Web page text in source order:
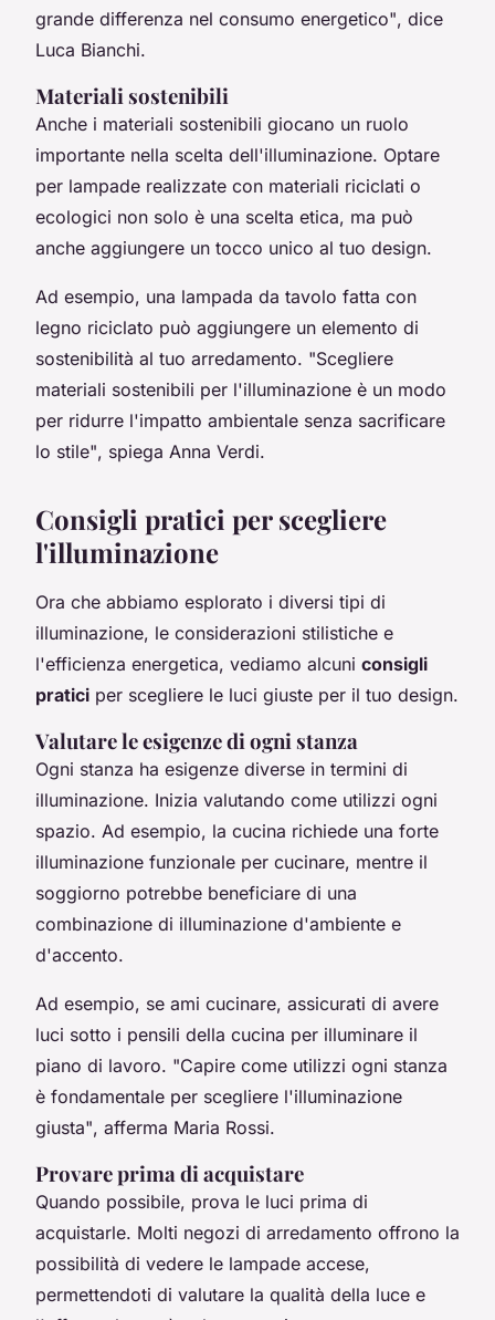
grande differenza nel consumo energetico", dice
Luca Bianchi.
Materiali sostenibili
Anche i materiali sostenibili giocano un ruolo
importante nella scelta dell'illuminazione. Optare
per lampade realizzate con materiali riciclati o
ecologici non solo è una scelta etica, ma può
anche aggiungere un tocco unico al tuo design.
Ad esempio, una lampada da tavolo fatta con
legno riciclato può aggiungere un elemento di
sostenibilità al tuo arredamento. "Scegliere
materiali sostenibili per l'illuminazione è un modo
per ridurre l'impatto ambientale senza sacrificare
lo stile", spiega Anna Verdi.
Consigli pratici per scegliere
l'illuminazione
Ora che abbiamo esplorato i diversi tipi di
illuminazione, le considerazioni stilistiche e
l'efficienza energetica, vediamo alcuni consigli
pratici per scegliere le luci giuste per il tuo design.
Valutare le esigenze di ogni stanza
Ogni stanza ha esigenze diverse in termini di
illuminazione. Inizia valutando come utilizzi ogni
spazio. Ad esempio, la cucina richiede una forte
illuminazione funzionale per cucinare, mentre il
soggiorno potrebbe beneficiare di una
combinazione di illuminazione d'ambiente e
d'accento.
Ad esempio, se ami cucinare, assicurati di avere
luci sotto i pensili della cucina per illuminare il
piano di lavoro. "Capire come utilizzi ogni stanza
è fondamentale per scegliere l'illuminazione
giusta", afferma Maria Rossi.
Provare prima di acquistare
Quando possibile, prova le luci prima di
acquistarle. Molti negozi di arredamento offrono la
possibilità di vedere le lampade accese,
permettendoti di valutare la qualità della luce e